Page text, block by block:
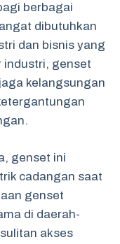
berbagai
dibutuhkan
dan bisnis yang
industri, genset
kelangsungan
genset ini
cadangan saat
genset
di daerah-
akses